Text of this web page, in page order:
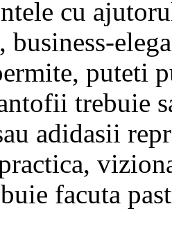
cu
business-
puteti
trebuie
adidasii
facuta